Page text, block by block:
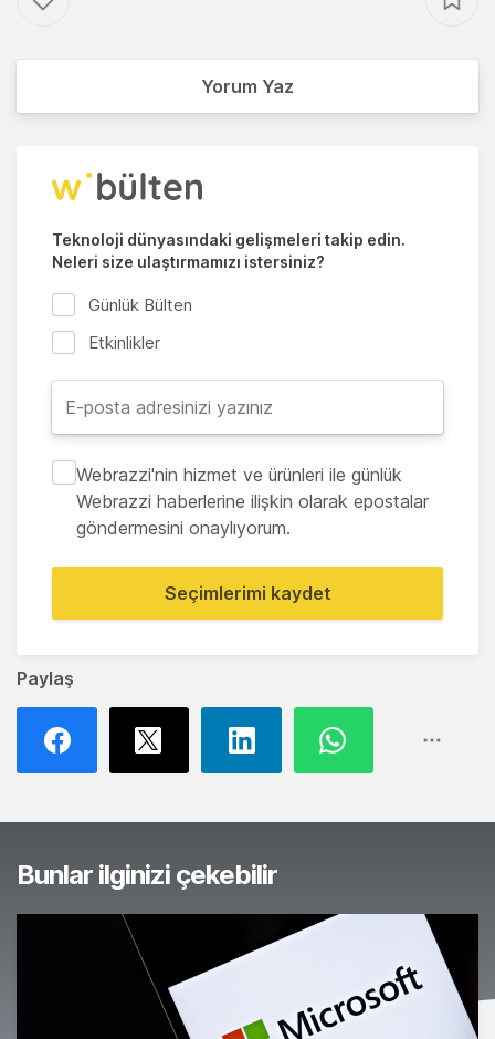
Paylaş
Yorum Yaz
Teknoloji dünyasındaki gelişmeleri takip edin.
Neleri size ulaştırmamızı istersiniz?
Günlük Bülten
Etkinlikler
Webrazzi'nin hizmet ve ürünleri ile günlük
Webrazzi haberlerine ilişkin olarak epostalar
göndermesini onaylıyorum.
Seçimlerimi kaydet
Bunlar ilginizi çekebilir